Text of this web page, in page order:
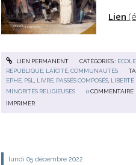
Lien
LIEN PERMANENT CATÉGORIES :
RÉPUBLIQUE, LAÏCITÉ, COMMUNAUTÉS
EPHE PSL LIVRE PASSÉS COMPOSÉS LIBERTÉ
MINORITÉS RELIGIEUSES
0 COMMENTAIRE
IMPRIMER
lundi 05 décembre 2022